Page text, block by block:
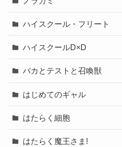
ハイスクール・フリート
ハイスクールD×D
バカとテストと召喚獣
はじめてのギャル
はたらく細胞
はたらく魔王さま!